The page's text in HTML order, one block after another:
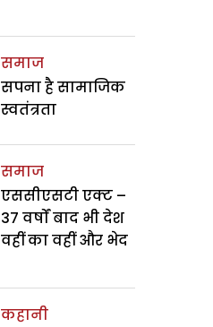
समाज
सपना है सामाजिक
स्वतंत्रता
समाज
एससीएसटी एक्ट –
37 वर्षों बाद भी देश
वहीं का वहीं और भेद
कहानी